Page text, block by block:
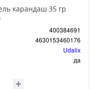
карандаш 35 гр
400384691
4630153460176
Udalix
да